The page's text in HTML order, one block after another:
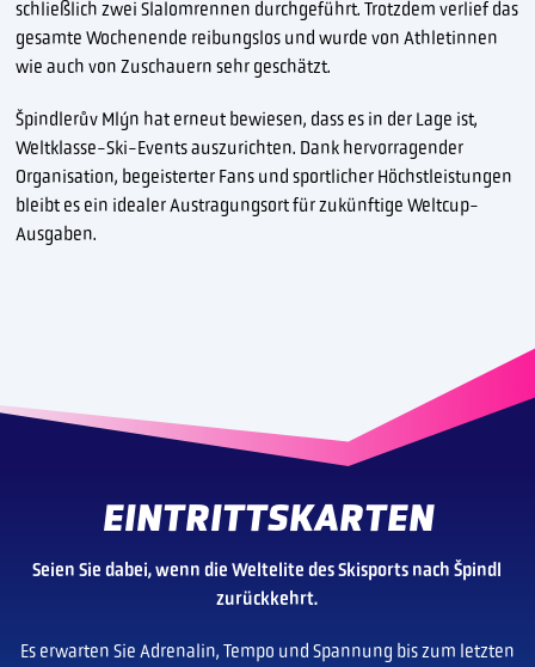
schließlich zwei Slalomrennen durchgeführt. Trotzdem verlief das
gesamte Wochenende reibungslos und wurde von Athletinnen
wie auch von Zuschauern sehr geschätzt.
Špindlerův Mlýn hat erneut bewiesen, dass es in der Lage ist,
Weltklasse-Ski-Events auszurichten. Dank hervorragender
Organisation, begeisterter Fans und sportlicher Höchstleistungen
bleibt es ein idealer Austragungsort für zukünftige Weltcup-
Ausgaben.
EINTRITTSKARTEN
Seien Sie dabei, wenn die Weltelite des Skisports nach Špindl
zurückkehrt.
Es erwarten Sie Adrenalin, Tempo und Spannung bis zum letzten